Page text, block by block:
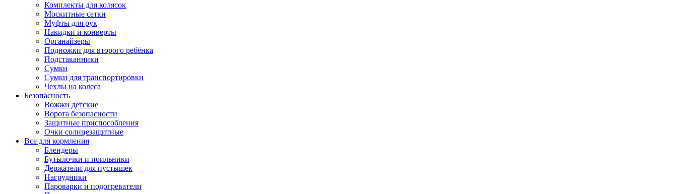
Комплекты для колясок
Москитные сетки
Муфты для рук
Накидки и конверты
Органайзеры
Подножки для второго ребёнка
Подстаканники
Сумки
Сумки для транспортировки
Чехлы на колеса
Безопасность
Вожжи детские
Ворота безопасности
Защитные приспособления
Очки солнцезащитные
Все для кормления
Блендеры
Бутылочки и поильники
Держатели для пустышек
Нагрудники
Пароварки и подогреватели